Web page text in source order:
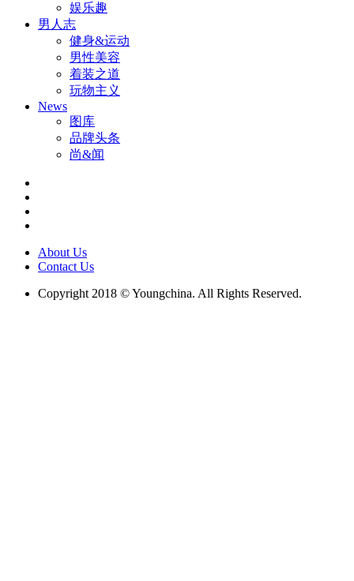
娱乐趣
男人志
健身&运动
男性美容
着装之道
玩物主义
News
图库
品牌头条
尚&闻
About Us
Contact Us
Copyright 2018 © Youngchina. All Rights Reserved.